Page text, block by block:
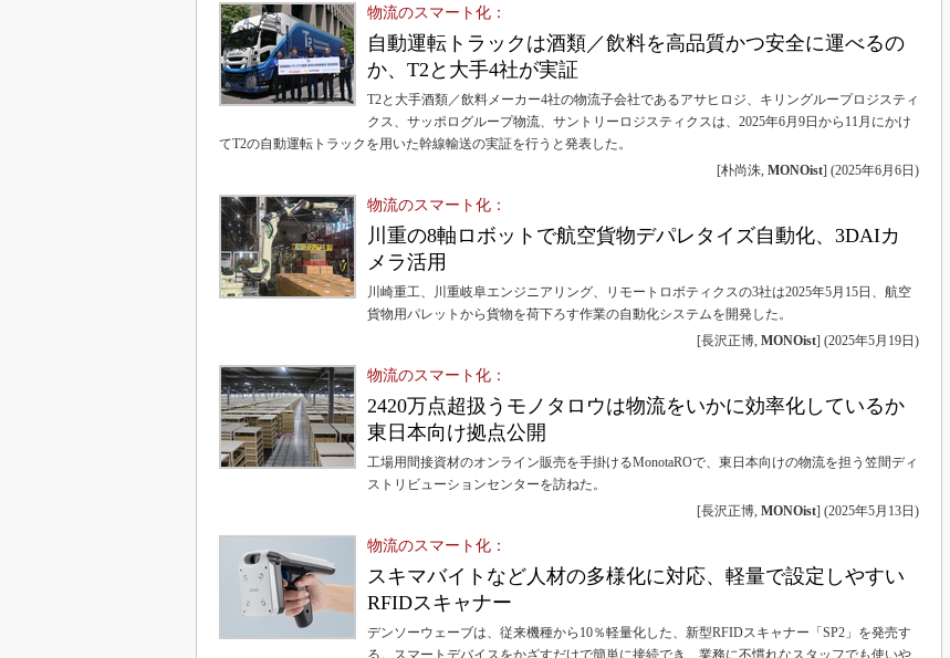
物流のスマート化：
自動運転トラックは酒類／飲料を高品質かつ安全に運べるの
か、T2と大手4社が実証
T2と大手酒類／飲料メーカー4社の物流子会社であるアサヒロジ、キリングループロジスティ
クス、サッポログループ物流、サントリーロジスティクスは、2025年6月9日から11月にかけ
てT2の自動運転トラックを用いた幹線輸送の実証を行うと発表した。
[朴尚洙, MONOist] (2025年6月6日 )
物流のスマート化：
川重の8軸ロボットで航空貨物デパレタイズ自動化、3DAIカ
メラ活用
川崎重工、川重岐阜エンジニアリング、リモートロボティクスの3社は2025年5月15日、航空
貨物用パレットから貨物を荷下ろす作業の自動化システムを開発した。
[長沢正博, MONOist] (2025年5月19日 )
物流のスマート化：
2420万点超扱うモノタロウは物流をいかに効率化しているか
東日本向け拠点公開
工場用間接資材のオンライン販売を手掛けるMonotaROで、東日本向けの物流を担う笠間ディ
ストリビューションセンターを訪ねた。
[長沢正博, MONOist] (2025年5月13日 )
物流のスマート化：
スキマバイトなど人材の多様化に対応、軽量で設定しやすい
RFIDスキャナー
デンソーウェーブは、従来機種から10％軽量化した、新型RFIDスキャナー「SP2」を発売す
る。スマートデバイスをかざすだけで簡単に接続でき、業務に不慣れなスタッフでも使いや